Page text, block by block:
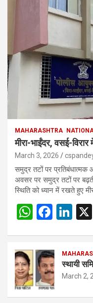
MAHARASHTRA
मीरा-भाईंदर, वसई-
March 3, 2026
समुद्र तटों पर प्रतिबंधात्मक
अवसर पर समुद्र तटों पर
स्थिति को ध्यान में रखते हुए
W
s
A
p
F
b
o
o
Li
dI
n
स्थायी
March 2,